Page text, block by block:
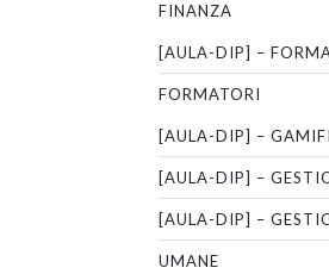
FINANZA
[AULA-DIP] –
FORMATORI
[AULA-DIP] –
[AULA-DIP] –
[AULA-DIP] –
UMANE